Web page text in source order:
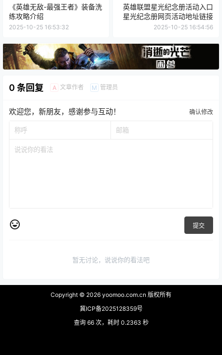
《英雄无敌-最强王者》装备洗
练攻略介绍
2025-10-25 16:53:32
英雄联盟星光纪念册活动入口
星光纪念册网页活动地址链接
2025-10-25 16:54:56
0 条回复 A 文章作者 M 管理员
欢迎您，新朋友，感谢参与互动！ 确认修改
提交
暂无讨论，说说你的看法吧
Copyright © 2026 yoomoo.com.cn 版权所有
冀ICP备2025128359号
查询 66 次，耗时 0.2363 秒